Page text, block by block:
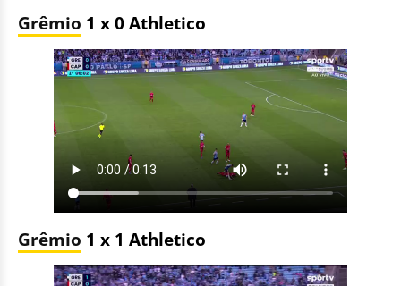
Grêmio 1 x 0 Athletico
Grêmio 1 x 1 Athletico